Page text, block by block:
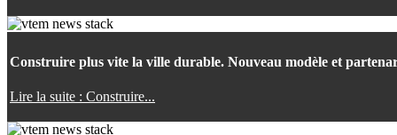
Construire plus vite la ville durable. Nouveau modèle et
Lire la suite : Construire...